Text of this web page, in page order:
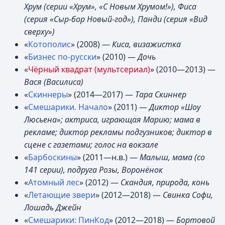
Хрум (серии «Хрум», «С Новым Хрумом!»), Фиса
(серия «Сыр-бор Новый-год»), Панди (серия «Вид
сверху»)
«Котополис» (2008) —Киса, визажистка
«Бизнес по-русски» (2010) —Дочь
«Чёрный квадрат (мультсериал)» (2010—2013) —
Вася (Василиса)
«Скиннеры» (2014—2017) — Тара Скиннер
«Смешарики. Начало» (2011) —Диктор «Шоу
Люсьена»; актриса, играющая Марию; мама в
рекламе; диктор рекламы подгузников; диктор в
сцене с газетами; голос на вокзале
«Барбоскины» (2011—н.в.) —Малыш, мама (со
141 серии), подруга Розы, Воронёнок
«Атомный лес» (2012) — Скандия, природа, конь
«Летающие звери» (2012—2018) — Свинка Софи,
Лошадь Джейн
«Смешарики: ПинКод» (2012—2018) —Бортовой